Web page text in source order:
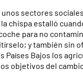
sectores
chispa estalló
para no
y también sin
Bajos los
objetivos del